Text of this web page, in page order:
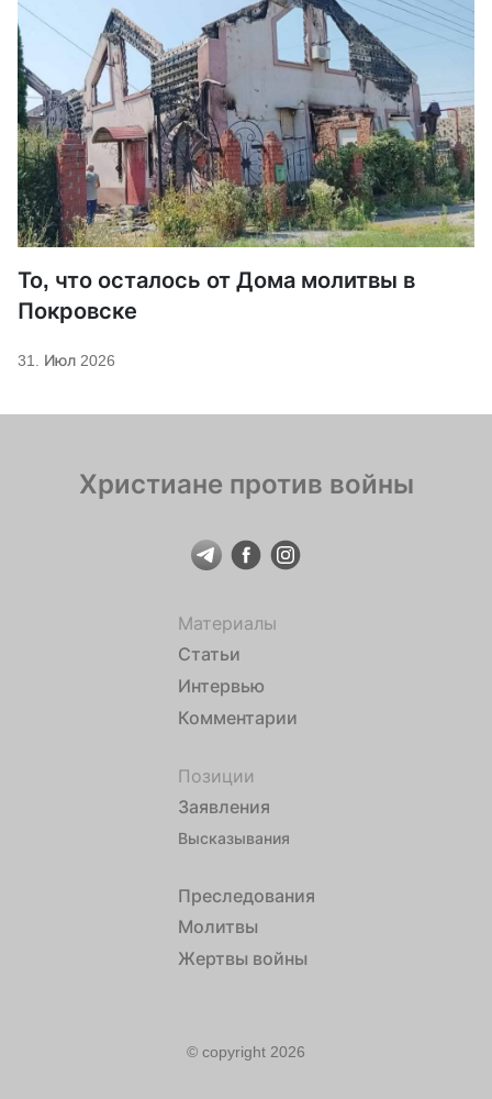
То, что осталось от Дома молитвы в
Покровске
31. Июл 2026
Христиане против войны
Материалы
Статьи
Интервью
Комментарии
Позиции
Заявления
Высказывания
Преследования
Молитвы
Жертвы войны
© copyright 2026